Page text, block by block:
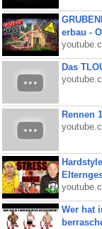
erbau -
Das
Rennen
Wer hat